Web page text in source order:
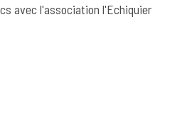
avec l'association l'Echiquier